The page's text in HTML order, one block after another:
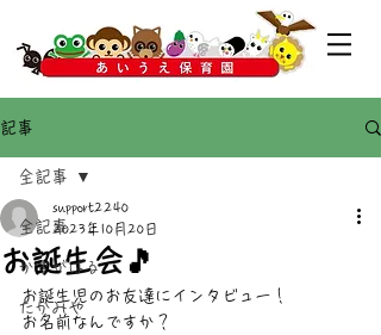
記事
全記事
かすがばる
たかみや
全記事
お誕生会🎵
support2240
2023年10月20日
お誕生児のお友達にインタビュー！
お名前なんですか？